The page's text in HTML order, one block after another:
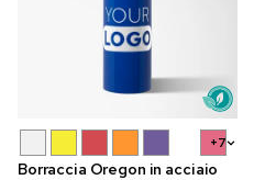
+7
Borraccia Oregon in acciaio